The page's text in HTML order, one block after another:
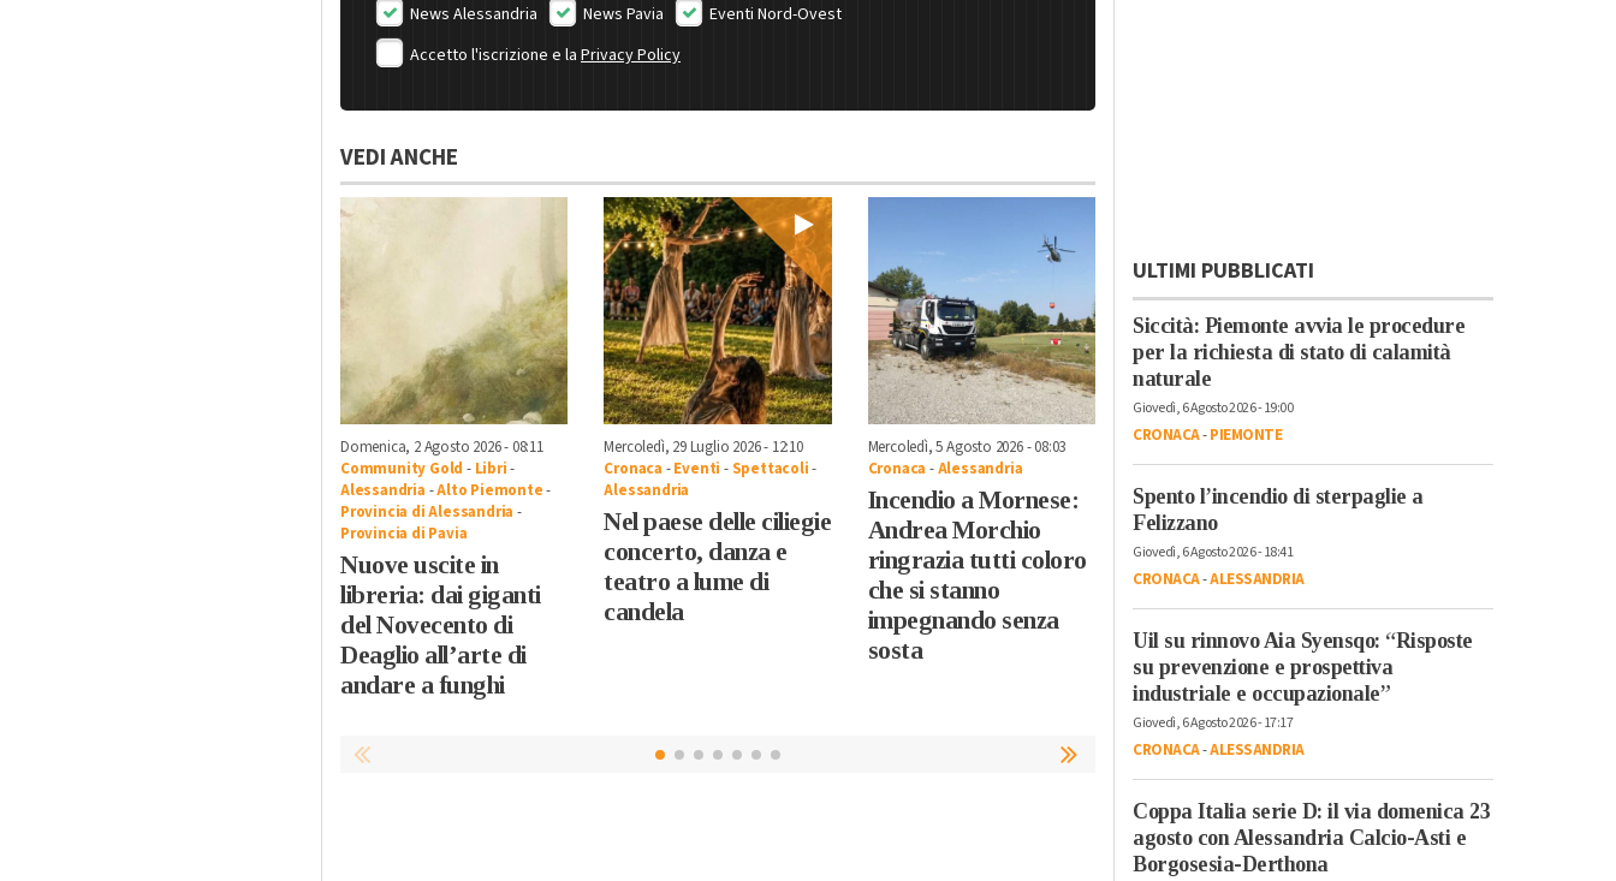
News Alessandria
News Pavia
Eventi Nord-Ovest
Accetto l'iscrizione e la Privacy Policy
VEDI ANCHE
Domenica, 2 Agosto 2026 - 08:11
Community Gold - Libri-
Alessandria -Alto Piemonte-
Provincia di Alessandria -
Provincia di Pavia
Nuove uscite in
libreria: dai giganti
del Novecento di
Deaglio all’arte di
andare a funghi
Mercoledì, 29 Luglio 2026 - 12:10
Cronaca -Eventi -Spettacoli-
Alessandria
Nel paese delle ciliegie
concerto, danza e
teatro a lume di
candela
Mercoledì, 5 Agosto 2026 - 08:03
Cronaca -Alessandria
Incendio a Mornese:
Andrea Morchio
ringrazia tutti coloro
che si stanno
impegnando senza
sosta
Martedì, 4 Agosto 2026 - 05:15
Politica-Alessandria
Rinnovo
Autorizzazione
Ambientale Syensqo,
Pd: “Tutela della
lavoro devono
procedere insieme”
Cronaca-Alessandria
Area pedonale
passare senza
ULTIMI PUBBLICATI
Siccità: Piemonte avvia le procedure
per la richiesta di stato di calamità
naturale
Giovedì, 6 Agosto 2026 - 19:00
CRONACA-PIEMONTE
Spento l’incendio di sterpaglie a
Felizzano
Giovedì, 6 Agosto 2026 - 18:41
CRONACA-ALESSANDRIA
Uil su rinnovo Aia Syensqo: “Risposte
su prevenzione e prospettiva
industriale e occupazionale”
Giovedì, 6 Agosto 2026 - 17:17
CRONACA-ALESSANDRIA
Coppa Italia serie D: il via domenica 23
agosto con Alessandria Calcio-Asti e
Borgosesia-Derthona